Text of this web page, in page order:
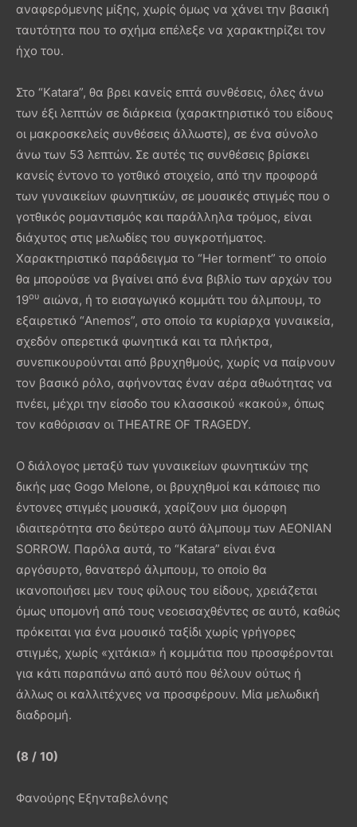
αναφερόμενης μίξης, χωρίς όμως να χάνει την βασική
ταυτότητα που το σχήμα επέλεξε να χαρακτηρίζει τον
ήχο του.
Στο “Katara”, θα βρει κανείς επτά συνθέσεις, όλες άνω
των έξι λεπτών σε διάρκεια (χαρακτηριστικό του είδους
οι μακροσκελείς συνθέσεις άλλωστε), σε ένα σύνολο
άνω των 53 λεπτών. Σε αυτές τις συνθέσεις βρίσκει
κανείς έντονο το γοτθικό στοιχείο, από την προφορά
των γυναικείων φωνητικών, σε μουσικές στιγμές που ο
γοτθικός ρομαντισμός και παράλληλα τρόμος, είναι
διάχυτος στις μελωδίες του συγκροτήματος.
Χαρακτηριστικό παράδειγμα το “Her torment” το οποίο
θα μπορούσε να βγαίνει από ένα βιβλίο των αρχών του
19ου αιώνα, ή το εισαγωγικό κομμάτι του άλμπουμ, το
εξαιρετικό “Anemos”, στο οποίο τα κυρίαρχα γυναικεία,
σχεδόν οπερετικά φωνητικά και τα πλήκτρα,
συνεπικουρούνται από βρυχηθμούς, χωρίς να παίρνουν
τον βασικό ρόλο, αφήνοντας έναν αέρα αθωότητας να
πνέει, μέχρι την είσοδο του κλασσικού «κακού», όπως
τον καθόρισαν οι THEATRE OF TRAGEDY.
Ο διάλογος μεταξύ των γυναικείων φωνητικών της
δικής μας Gogo Melone, οι βρυχηθμοί και κάποιες πιο
έντονες στιγμές μουσικά, χαρίζουν μια όμορφη
ιδιαιτερότητα στο δεύτερο αυτό άλμπουμ των AEONIAN
SORROW. Παρόλα αυτά, το “Katara” είναι ένα
αργόσυρτο, θανατερό άλμπουμ, το οποίο θα
ικανοποιήσει μεν τους φίλους του είδους, χρειάζεται
όμως υπομονή από τους νεοεισαχθέντες σε αυτό, καθώς
πρόκειται για ένα μουσικό ταξίδι χωρίς γρήγορες
στιγμές, χωρίς «χιτάκια» ή κομμάτια που προσφέρονται
για κάτι παραπάνω από αυτό που θέλουν ούτως ή
άλλως οι καλλιτέχνες να προσφέρουν. Μία μελωδική
διαδρομή.
(8 / 10)
Φανούρης Εξηνταβελόνης